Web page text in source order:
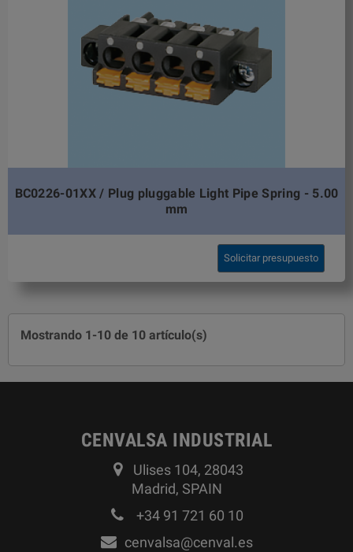
BC0226-01XX / Plug pluggable Light Pipe Spring - 5.00
mm
Solicitar presupuesto
Mostrando 1-10 de 10 artículo(s)
CENVALSA INDUSTRIAL
Ulises 104, 28043
Madrid, SPAIN
+34 91 721 60 10
cenvalsa@cenval.es